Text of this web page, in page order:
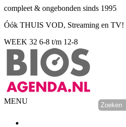
compleet & ongebonden sinds 1995
Óók THUIS VOD, Streaming en TV!
WEEK 32 6-8 t/m 12-8
MENU